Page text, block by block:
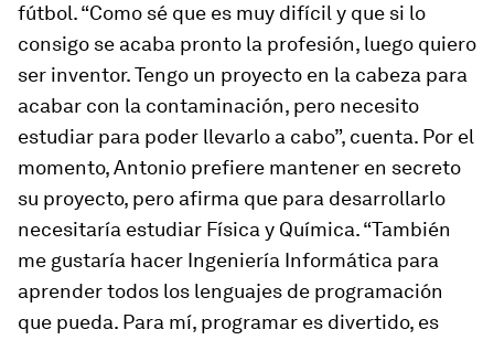
fútbol. “Como sé que es muy difícil y que si lo
consigo se acaba pronto la profesión, luego quiero
ser inventor. Tengo un proyecto en la cabeza para
acabar con la contaminación, pero necesito
estudiar para poder llevarlo a cabo”, cuenta. Por el
momento, Antonio prefiere mantener en secreto
su proyecto, pero afirma que para desarrollarlo
necesitaría estudiar Física y Química. “También
me gustaría hacer Ingeniería Informática para
aprender todos los lenguajes de programación
que pueda. Para mí, programar es divertido, es